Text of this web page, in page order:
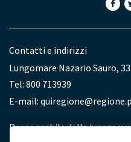
Contatti e indirizzi
Lungomare Nazario Sauro,
Tel: 800 713939
E-mail:
Redazione
Responsabile della